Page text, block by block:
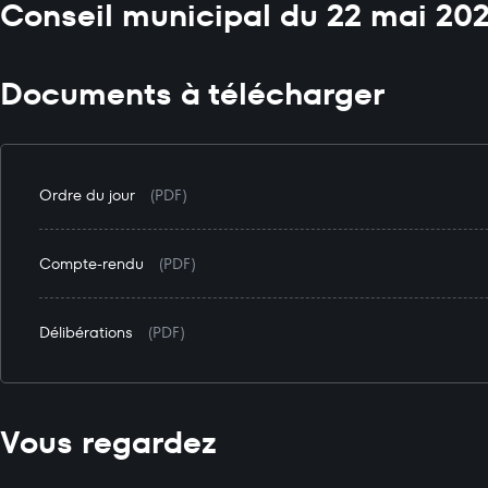
Conseil municipal du 22 mai
Documents à télécharger
Ordre du jour (PDF)
Compte-rendu (PDF)
Délibérations (PDF)
Vous regardez